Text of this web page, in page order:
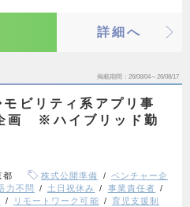
詳細へ
掲載期間 26/08/04～26/08/17
ビリティ系アプリ事
画 ※ハイブリッド勤
都 株式公開準備
ベンチャー企
力不問 土日祝休み
事業責任者
リモートワーク可能
育児支援制